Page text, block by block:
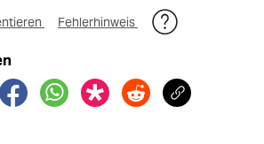
Fehlerhinweis